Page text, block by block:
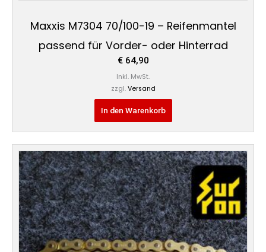
Maxxis M7304 70/100-19 – Reifenmantel
passend für Vorder- oder Hinterrad
€64,90
Inkl. MwSt.
zzgl. Versand
In den Warenkorb